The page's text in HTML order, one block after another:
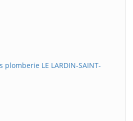
LE LARDIN-SAINT-